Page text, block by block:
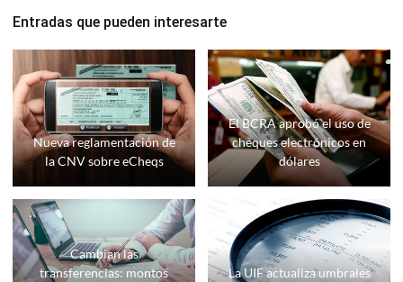
Entradas que pueden interesarte
Nueva reglamentación de
la CNV sobre eCheqs
El BCRA aprobó el uso de
cheques electrónicos en
dólares
Cambian las
transferencias: montos
La UIF actualiza umbrales